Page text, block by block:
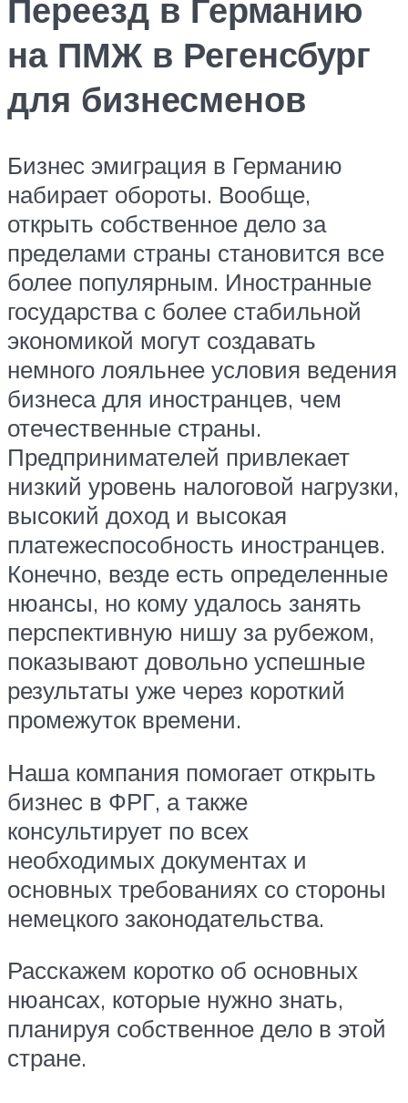
Переезд в Германию
на ПМЖ в Регенсбург
для бизнесменов
Бизнес эмиграция в Германию
набирает обороты. Вообще,
открыть собственное дело за
пределами страны становится все
более популярным. Иностранные
государства с более стабильной
экономикой могут создавать
немного лояльнее условия ведения
бизнеса для иностранцев, чем
отечественные страны.
Предпринимателей привлекает
низкий уровень налоговой нагрузки,
высокий доход и высокая
платежеспособность иностранцев.
Конечно, везде есть определенные
нюансы, но кому удалось занять
перспективную нишу за рубежом,
показывают довольно успешные
результаты уже через короткий
промежуток времени.
Наша компания помогает открыть
бизнес в ФРГ, а также
консультирует по всех
необходимых документах и
основных требованиях со стороны
немецкого законодательства.
Расскажем коротко об основных
нюансах, которые нужно знать,
планируя собственное дело в этой
стране.